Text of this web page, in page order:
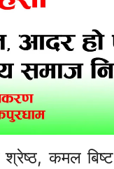
श्रेष्ठ,कमल बिष्ट